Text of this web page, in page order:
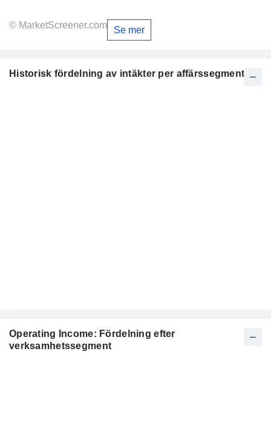
© MarketScreener.com Se mer
Historisk fördelning av intäkter per affärssegment
Operating Income: Fördelning efter
verksamhetssegment